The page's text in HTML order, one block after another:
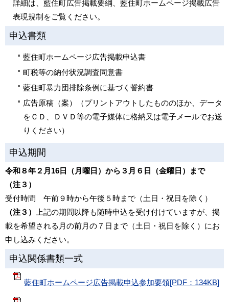
詳細は、藍住町広告掲載要綱、藍住町ホームページ掲載広告
表現規制をご覧ください。
申込書類
藍住町ホームページ広告掲載申込書
町税等の納付状況調査同意書
藍住町暴力団排除条例に基づく誓約書
広告原稿（案）（プリントアウトしたもののほか、データ
をＣＤ、ＤＶＤ等の電子媒体に格納又は電子メールでお送
りください）
申込期間
令和８年２月16日（月曜日）から３月６日（金曜日）まで
（注３）
受付時間 午前９時から午後５時まで（土日・祝日を除く）
（注３）
上記の期間以降も随時申込を受け付けていますが、掲
載を希望される月の前月の７日まで（土日・祝日を除く）にお
申し込みください。
申込関係書類一式
藍住町ホームページ広告掲載申込参加要領[PDF：134KB]